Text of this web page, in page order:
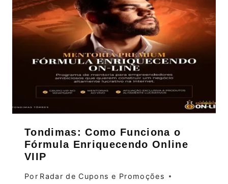
Tondimas: Como Funciona o
Fórmula Enriquecendo Online
VIIP
Por Radar de Cupons e Promoções